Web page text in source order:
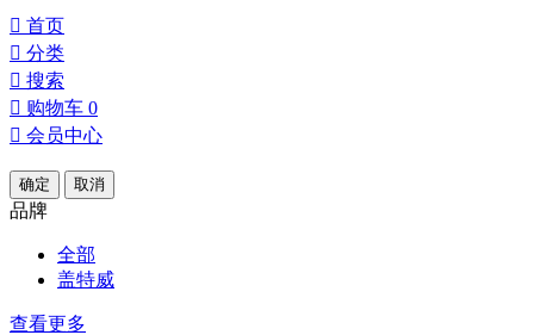
 首页
 分类
 搜索
 购物车 0
 会员中心
确定 取消
品牌
全部
盖特威
查看更多